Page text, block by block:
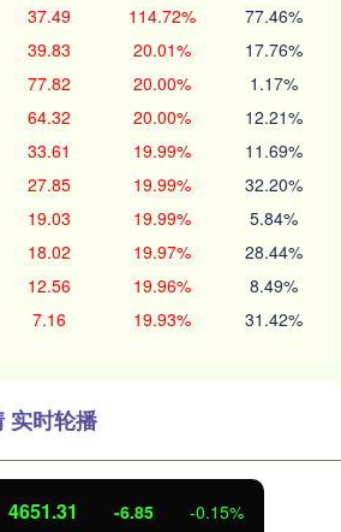
37.49 114.72% 77.46%
39.83 20.01% 17.76%
77.82 20.00% 1.17%
64.32 20.00% 12.21%
33.61 19.99% 11.69%
27.85 19.99% 32.20%
19.03 19.99% 5.84%
18.02 19.97% 28.44%
12.56 19.96% 8.49%
7.16 19.93% 31.42%
实时轮播
4651.31 -6.85 -0.15%